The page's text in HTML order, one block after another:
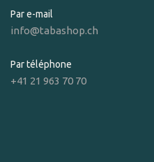
Par e-mail
info@tabashop.ch
Par téléphone
+41 21 963 70 70